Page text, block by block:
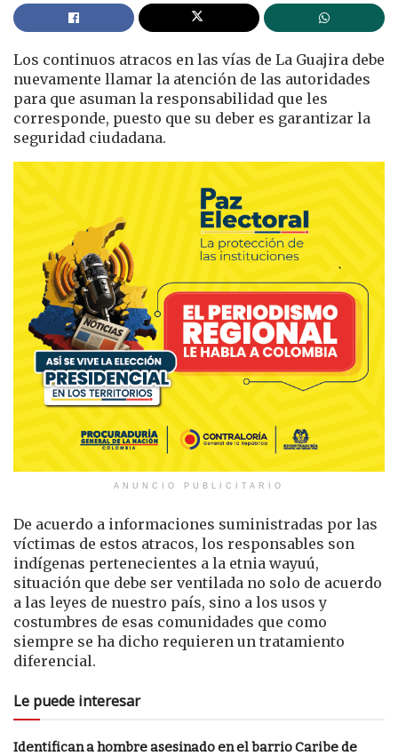
Los continuos atracos en las vías de La Guajira debe
nuevamente llamar la atención de las autoridades
para que asuman la responsabilidad que les
corresponde, puesto que su deber es garantizar la
seguridad ciudadana.
ANUNCIO PUBLICITARIO
De acuerdo a informaciones suministradas por las
víctimas de estos atracos, los responsables son
indígenas pertenecientes a la etnia wayuú,
situación que debe ser ventilada no solo de acuerdo
a las leyes de nuestro país, sino a los usos y
costumbres de esas comunidades que como
siempre se ha dicho requieren un tratamiento
diferencial.
Le puede interesar
Identifican a hombre asesinado en el barrio Caribe de